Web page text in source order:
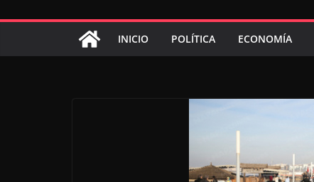
INICIO POLÍTICA ECONOMÍA